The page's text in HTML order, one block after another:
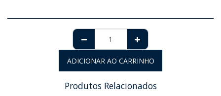
ADICIONAR AO CARRINHO
Produtos Relacionados